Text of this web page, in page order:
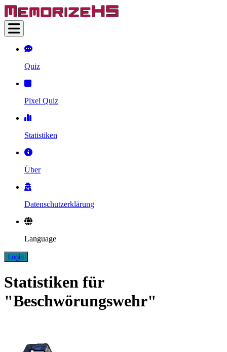
Quiz
Pixel Quiz
Statistiken
Über
Datenschutzerklärung
Language
Login
Statistiken für
"Beschwörungswehr"